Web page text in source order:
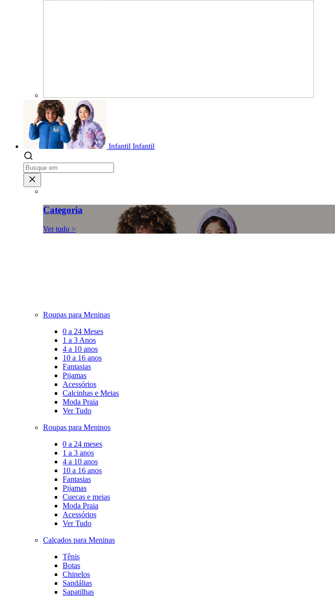
Infantil Infantil
Categoria
Ver tudo >
Roupas para Meninas
0 a 24 Meses
1 a 3 Anos
4 a 10 anos
10 a 16 anos
Fantasias
Pijamas
Acessórios
Calcinhas e Meias
Moda Praia
Ver Tudo
Roupas para Meninos
0 a 24 meses
1 a 3 anos
4 a 10 anos
10 a 16 anos
Fantasias
Pijamas
Cuecas e meias
Moda Praia
Acessórios
Ver Tudo
Calçados para Meninas
Tênis
Botas
Chinelos
Sandálias
Sapatilhas